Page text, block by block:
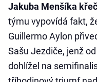
Jakuba Menšíka
týmu vypovídá fakt,
Guillermo Aylon
Sašu Jezdiče, jenž
dohlížel na